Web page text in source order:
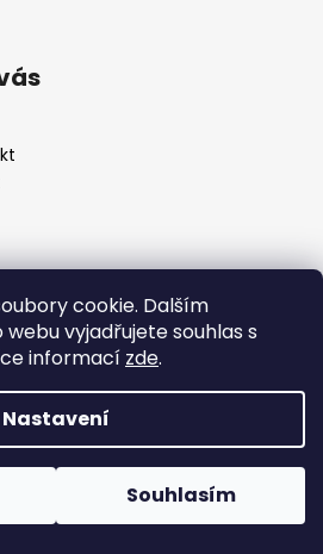
cookie. Dalším
vyjadřujete souhlas s
informací zde.
Nastavení
Souhlasím